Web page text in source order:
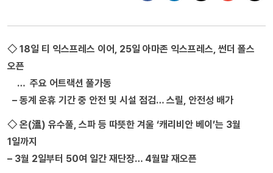
◇ 18일 티 익스프레스 이어, 25일 아마존 익스프레스, 썬더 폴스
오픈
… 주요 어트랙션 풀가동
– 동계 운휴 기간 중 안전 및 시설 점검… 스릴, 안전성 배가
◇ 온(溫) 유수풀, 스파 등 따뜻한 겨울 ‘캐리비안 베이’는 3월
1일까지
– 3월 2일부터 50여 일간 재단장… 4월말 재오픈